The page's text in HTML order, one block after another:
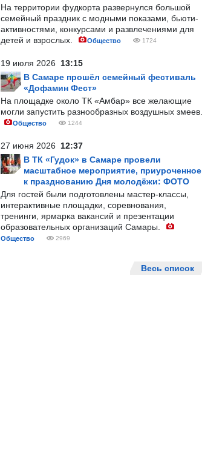
На территории фудкорта развернулся большой
семейный праздник с модными показами, бьюти-
активностями, конкурсами и развлечениями для
детей и взрослых.
Общество 1724
19 июля 2026 13:15
В Самаре прошёл семейный фестиваль
«Дофамин Фест»
На площадке около ТК «Амбар» все желающие
могли запустить разнообразных воздушных змеев.
Общество 1244
27 июня 2026 12:37
В ТК «Гудок» в Самаре провели
масштабное мероприятие, приуроченное
к празднованию Дня молодёжи: ФОТО
Для гостей были подготовлены мастер-классы,
интерактивные площадки, соревнования,
тренинги, ярмарка вакансий и презентации
образовательных организаций Самары.
Общество 2969
Весь список